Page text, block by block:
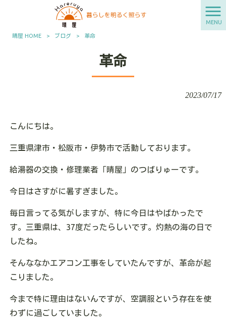
MENU
晴屋 HOME > ブログ > 革命
革命
2023/07/17
こんにちは。
三重県津市・松阪市・伊勢市で活動しております。
給湯器の交換・修理業者「晴屋」のつばりゅーです。
今日はさすがに暑すぎました。
毎日言ってる気がしますが、特に今日はやばかったで
す。三重県は、37度だったらしいです。灼熱の海の日で
したね。
そんななかエアコン工事をしていたんですが、革命が起
こりました。
今まで特に理由はないんですが、空調服という存在を使
わずに過ごしていました。